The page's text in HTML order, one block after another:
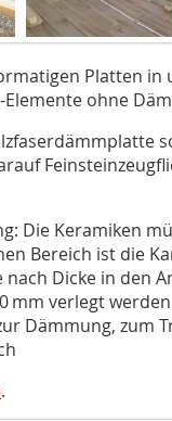
Platten
Elemente ohne
Die Keramiken
Bereich ist die
Dicke in den
mm verlegt
Dämmung, zum
.